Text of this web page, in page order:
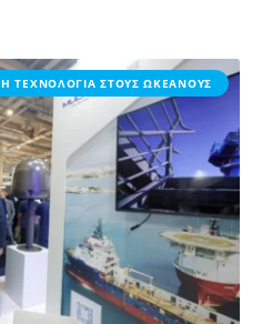
Η ΤΕΧΝΟΛΟΓΙΑ ΣΤΟΥΣ ΩΚΕΑΝΟΥΣ